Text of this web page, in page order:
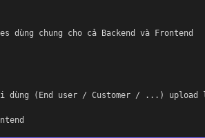
dùng chung cho cả Backend và Frontend
dùng (End user / Customer /
...) upload